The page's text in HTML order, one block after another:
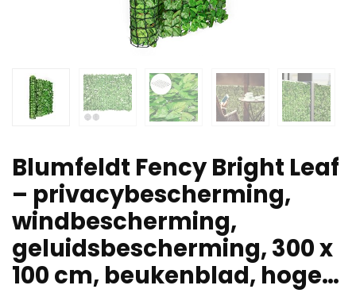
Blumfeldt Fency Bright Leaf
– privacybescherming,
windbescherming,
geluidsbescherming, 300 x
100 cm, beukenblad, hoge…